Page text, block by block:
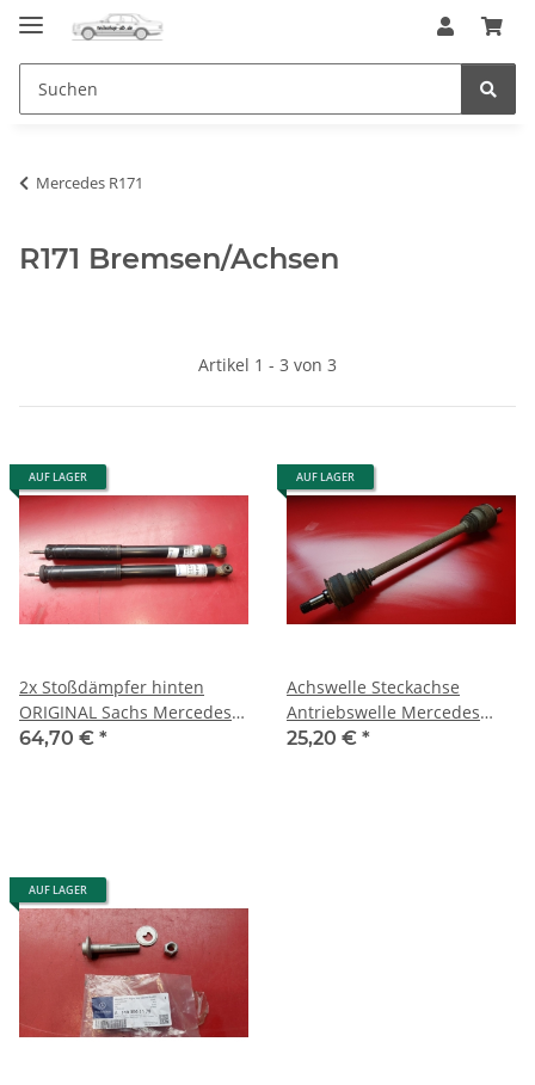
Mercedes R171
R171 Bremsen/Achsen
Artikel 1 - 3 von 3
AUF LAGER
2x Stoßdämpfer hinten
ORIGINAL Sachs Mercedes
R171 SLK 200 280 300 350
64,70 € *
AUF LAGER
Achswelle Steckachse
Antriebswelle Mercedes
R171 SLK 200 280 300
25,20 € *
AUF LAGER